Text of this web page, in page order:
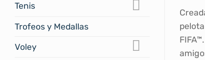
Tenis
Trofeos y Medallas
Voley